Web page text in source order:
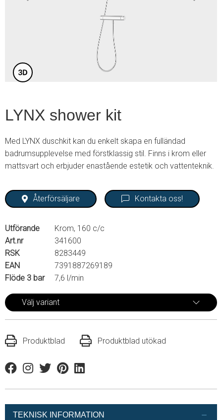
LYNX shower kit
Med LYNX duschkit kan du enkelt skapa en fulländad
badrumsupplevelse med förstklassig stil. Finns i krom eller
mattsvart och erbjuder enastående estetik och vattenteknik.
Återförsäljare Kontakta oss!
Utförande
Krom, 160 c/c
Art.nr
341600
RSK
8283449
EAN
7391887269189
Flöde 3 bar
7,6 l/min
Välj variant
Produktblad Produktblad utökad
FacebookInstagram
TwitterPinterestLinkedin
TEKNISK INFORMATION